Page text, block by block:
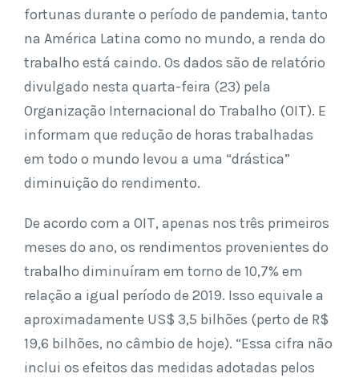
fortunas durante o período de pandemia, tanto
na América Latina como no mundo, a renda do
trabalho está caindo. Os dados são de relatório
divulgado nesta quarta-feira (23) pela
Organização Internacional do Trabalho (OIT). E
informam que redução de horas trabalhadas
em todo o mundo levou a uma “drástica”
diminuição do rendimento.
De acordo com a OIT, apenas nos três primeiros
meses do ano, os rendimentos provenientes do
trabalho diminuíram em torno de 10,7% em
relação a igual período de 2019. Isso equivale a
aproximadamente US$ 3,5 bilhões (perto de R$
19,6 bilhões, no câmbio de hoje). “Essa cifra não
inclui os efeitos das medidas adotadas pelos